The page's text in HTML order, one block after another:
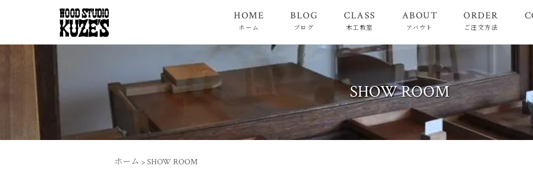
HOME
ホーム
BLOG
ブログ
CLASS
木工教室
ABOUT
アバウト
ORDER
ご注文方法
SHOW ROOM
ホーム >SHOW ROOM